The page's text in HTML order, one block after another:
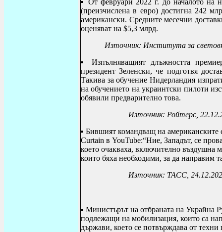
▪ От февруари 2022 г. до началото на
(преизчислена в евро) достигна 242
американски. Средните месечни
оценяват на $5,3 млрд.
Източник: Института за
▪ Изпълняващият длъжността
президент Зеленски, че подготвя
Такива за обучение Нидерландия
на обучението на украинтски пилоти
обявили предварително това.
Източник: Ройтерс,
▪ Бившият командващ на
Curtain в YouTube:“Ние, Западът, се
което очакваха, включително въздушна
които бяха необходими, за да направим
Източник: ТАСС,
▪ Министърът на отбраната на Украйна
подлежащи на мобилизация, които са
държави, което се потвърждава от техни